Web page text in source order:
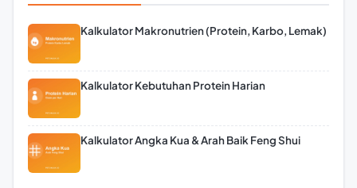
Kalkulator Makronutrien (Protein, Karbo, Lemak)
Kalkulator Kebutuhan Protein Harian
Kalkulator Angka Kua & Arah Baik Feng Shui